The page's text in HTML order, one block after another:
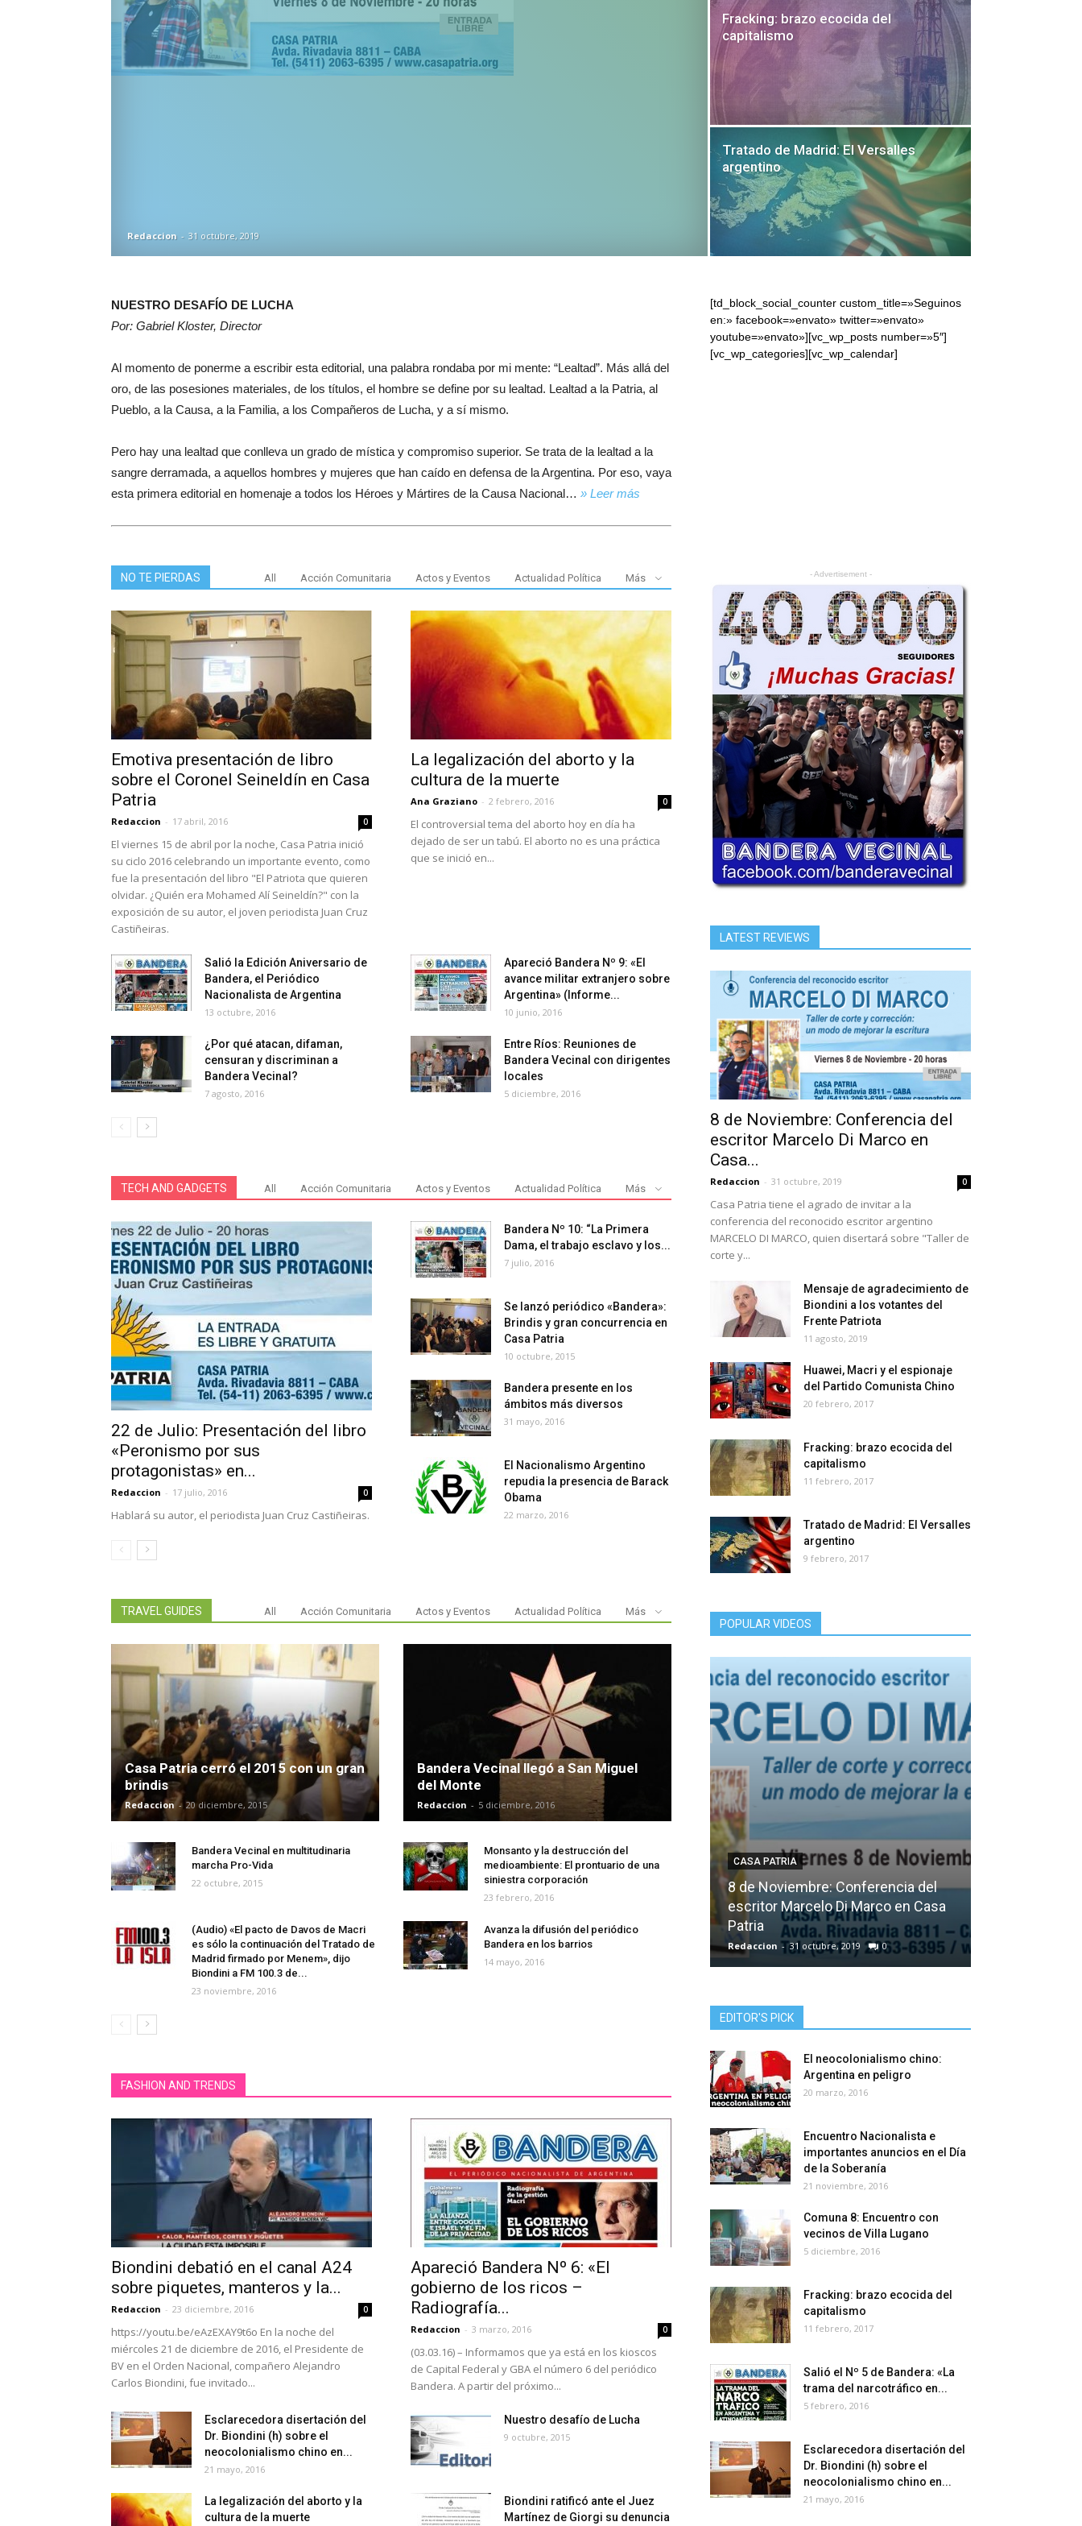
Redaccion - 31 octubre, 2019
Fracking: brazo ecocida del
capitalismo
Tratado de Madrid: El Versalles
argentino
NUESTRO DESAFÍO DE LUCHA
Por: Gabriel Kloster, Director
Al momento de ponerme a escribir esta editorial, una palabra rondaba por mi mente: “Lealtad”. Más allá del
oro, de las posesiones materiales, de los títulos, el hombre se define por su lealtad. Lealtad a la Patria, al
Pueblo, a la Causa, a la Familia, a los Compañeros de Lucha, y a sí mismo.
Pero hay una lealtad que conlleva un grado de mística y compromiso superior. Se trata de la lealtad a la
sangre derramada, a aquellos hombres y mujeres que han caído en defensa de la Argentina. Por eso, vaya
esta primera editorial en homenaje a todos los Héroes y Mártires de la Causa Nacional… » Leer más
[td_block_social_counter custom_title=»Seguinos
en:» facebook=»envato» twitter=»envato»
youtube=»envato»][vc_wp_posts number=»5″]
[vc_wp_categories][vc_wp_calendar]
NO TE PIERDAS All Acción Comunitaria Actos y Eventos Actualidad Política Más
Emotiva presentación de libro
sobre el Coronel Seineldín en Casa
Patria
Redaccion - 17 abril, 2016 0
El viernes 15 de abril por la noche, Casa Patria inició
su ciclo 2016 celebrando un importante evento, como
fue la presentación del libro "El Patriota que quieren
olvidar. ¿Quién era Mohamed Alí Seineldín?" con la
exposición de su autor, el joven periodista Juan Cruz
Castiñeiras.
La legalización del aborto y la
cultura de la muerte
Ana Graziano - 2 febrero, 2016 0
El controversial tema del aborto hoy en día ha
dejado de ser un tabú. El aborto no es una práctica
que se inició en...
Salió la Edición Aniversario de
Bandera, el Periódico
Nacionalista de Argentina
13 octubre, 2016
Apareció Bandera Nº 9: «El
avance militar extranjero sobre
Argentina» (Informe...
10 junio, 2016
¿Por qué atacan, difaman,
censuran y discriminan a
Bandera Vecinal?
7 agosto, 2016
Entre Ríos: Reuniones de
Bandera Vecinal con dirigentes
locales
5 diciembre, 2016
TECH AND GADGETS All Acción Comunitaria Actos y Eventos Actualidad Política Más
22 de Julio: Presentación del libro
«Peronismo por sus
protagonistas» en...
Redaccion - 17 julio, 2016 0
Hablará su autor, el periodista Juan Cruz Castiñeiras.
Bandera Nº 10: “La Primera
Dama, el trabajo esclavo y los...
7 julio, 2016
Se lanzó periódico «Bandera»:
Brindis y gran concurrencia en
Casa Patria
10 octubre, 2015
Bandera presente en los
ámbitos más diversos
31 mayo, 2016
El Nacionalismo Argentino
repudia la presencia de Barack
Obama
22 marzo, 2016
TRAVEL GUIDES All Acción Comunitaria Actos y Eventos Actualidad Política Más
Casa Patria cerró el 2015 con un gran
brindis
Redaccion - 20 diciembre, 2015
Bandera Vecinal llegó a San Miguel
del Monte
Redaccion - 5 diciembre, 2016
Bandera Vecinal en multitudinaria
marcha Pro-Vida
22 octubre, 2015
Monsanto y la destrucción del
medioambiente: El prontuario de una
siniestra corporación
23 febrero, 2016
(Audio) «El pacto de Davos de Macri
es sólo la continuación del Tratado de
Madrid firmado por Menem», dijo
Biondini a FM 100.3 de...
23 noviembre, 2016
Avanza la difusión del periódico
Bandera en los barrios
14 mayo, 2016
FASHION AND TRENDS
Biondini debatió en el canal A24
sobre piquetes, manteros y la...
Redaccion - 23 diciembre, 2016 0
https://youtu.be/eAzEXAY9t6o En la noche del
miércoles 21 de diciembre de 2016, el Presidente de
BV en el Orden Nacional, compañero Alejandro
Carlos Biondini, fue invitado...
Apareció Bandera Nº 6: «El
gobierno de los ricos –
Radiografía...
Redaccion - 3 marzo, 2016 0
(03.03.16) – Informamos que ya está en los kioscos
de Capital Federal y GBA el número 6 del periódico
Bandera. A partir del próximo...
Esclarecedora disertación del
Dr. Biondini (h) sobre el
neocolonialismo chino en...
21 mayo, 2016
Nuestro desafío de Lucha
9 octubre, 2015
La legalización del aborto y la
cultura de la muerte
Biondini ratificó ante el Juez
Martínez de Giorgi su denuncia
- Advertisement -
LATEST REVIEWS
8 de Noviembre: Conferencia del
escritor Marcelo Di Marco en
Casa...
Redaccion - 31 octubre, 2019 0
Casa Patria tiene el agrado de invitar a la
conferencia del reconocido escritor argentino
MARCELO DI MARCO, quien disertará sobre "Taller de
corte y...
Mensaje de agradecimiento de
Biondini a los votantes del
Frente Patriota
11 agosto, 2019
Huawei, Macri y el espionaje
del Partido Comunista Chino
20 febrero, 2017
Fracking: brazo ecocida del
capitalismo
11 febrero, 2017
Tratado de Madrid: El Versalles
argentino
9 febrero, 2017
POPULAR VIDEOS
CASA PATRIA
8 de Noviembre: Conferencia del
escritor Marcelo Di Marco en Casa
Patria
Redaccion - 31 octubre, 2019 0
EDITOR'S PICK
El neocolonialismo chino:
Argentina en peligro
20 marzo, 2016
Encuentro Nacionalista e
importantes anuncios en el Día
de la Soberanía
21 noviembre, 2016
Comuna 8: Encuentro con
vecinos de Villa Lugano
5 diciembre, 2016
Fracking: brazo ecocida del
capitalismo
11 febrero, 2017
Salió el Nº 5 de Bandera: «La
trama del narcotráfico en...
5 febrero, 2016
Esclarecedora disertación del
Dr. Biondini (h) sobre el
neocolonialismo chino en...
21 mayo, 2016